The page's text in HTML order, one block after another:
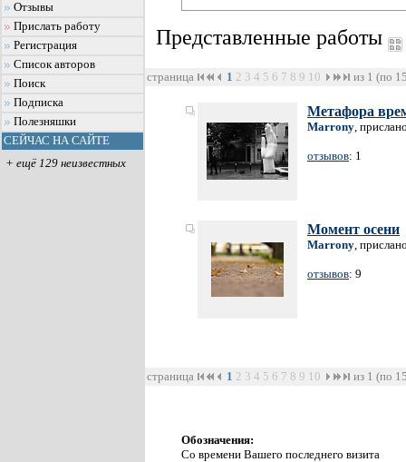
Отзывы
Прислать работу
Регистрация
Список авторов
Поиск
Подписка
Полезняшки
СЕЙЧАС НА САЙТЕ
+ ещё 129 неизвестных
Представленные работы
страница 1 2 3 4 5 6 7 8 9 10 из 1 (по
Метафора
Marrony,
отзывов: 1
Момент осени
Marrony,
отзывов: 9
страница 1 2 3 4 5 6 7 8 9 10 из 1 (по
Обозначения:
Со времени Вашего последнего визита